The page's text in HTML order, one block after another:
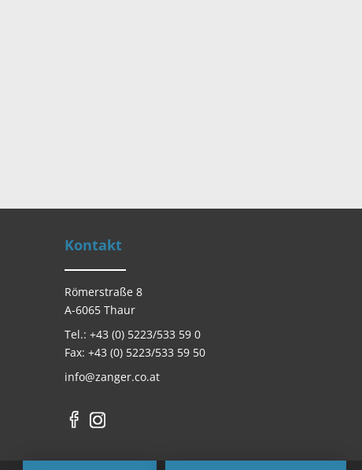
Kontakt
Römerstraße 8
A-6065 Thaur
Tel.: +43 (0) 5223/533 59 0
Fax: +43 (0) 5223/533 59 50
info@zanger.co.at